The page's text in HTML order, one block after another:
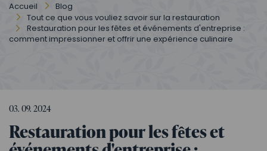
Accueil
Blog
Tout ce que vous vouliez savoir sur la restauration
Restauration pour les fêtes et événements d'entreprise :
comment impressionner et offrir une expérience culinaire
03. 09. 2024
Restauration pour les fêtes et